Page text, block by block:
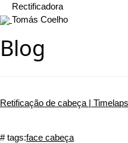
Rectificadora
Tomás Coelho
Blog
Retificação de cabeça |
# tags:face cabeça